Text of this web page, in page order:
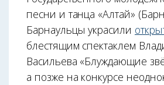
песни и танца «Алтай»
Барнаульцы украсили
блестящим спектаклем
Васильева «Блуждающие
а позже на конкурсе